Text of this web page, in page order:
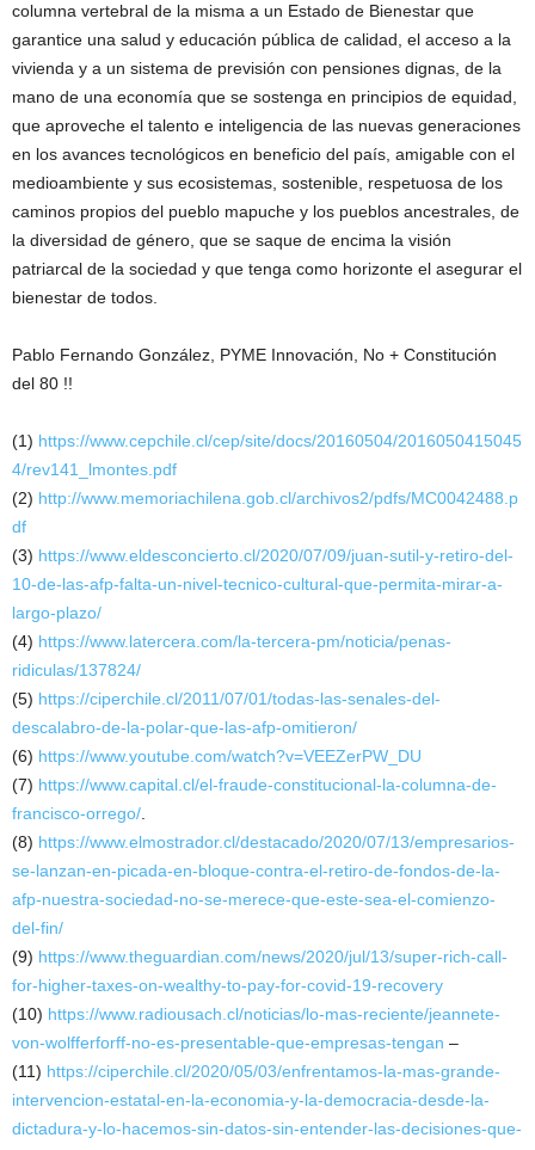
columna vertebral de la misma a un Estado de Bienestar que
garantice una salud y educación pública de calidad, el acceso a la
vivienda y a un sistema de previsión con pensiones dignas, de la
mano de una economía que se sostenga en principios de equidad,
que aproveche el talento e inteligencia de las nuevas generaciones
en los avances tecnológicos en beneficio del país, amigable con el
medioambiente y sus ecosistemas, sostenible, respetuosa de los
caminos propios del pueblo mapuche y los pueblos ancestrales, de
la diversidad de género, que se saque de encima la visión
patriarcal de la sociedad y que tenga como horizonte el asegurar el
bienestar de todos.
Pablo Fernando González, PYME Innovación, No + Constitución
del 80 !!
(1) https://www.cepchile.cl/cep/site/docs/20160504/2016050415045
4/rev141_lmontes.pdf
(2) http://www.memoriachilena.gob.cl/archivos2/pdfs/MC0042488.p
df
(3) https://www.eldesconcierto.cl/2020/07/09/juan-sutil-y-retiro-del-
10-de-las-afp-falta-un-nivel-tecnico-cultural-que-permita-mirar-a-
largo-plazo/
(4) https://www.latercera.com/la-tercera-pm/noticia/penas-
ridiculas/137824/
(5) https://ciperchile.cl/2011/07/01/todas-las-senales-del-
descalabro-de-la-polar-que-las-afp-omitieron/
(6) https://www.youtube.com/watch?v=VEEZerPW_DU
(7) https://www.capital.cl/el-fraude-constitucional-la-columna-de-
francisco-orrego/
(8) https://www.elmostrador.cl/destacado/2020/07/13/empresarios-
se-lanzan-en-picada-en-bloque-contra-el-retiro-de-fondos-de-la-
afp-nuestra-sociedad-no-se-merece-que-este-sea-el-comienzo-
del-fin/
(9) https://www.theguardian.com/news/2020/jul/13/super-rich-call-
for-higher-taxes-on-wealthy-to-pay-for-covid-19-recovery
(10) https://www.radiousach.cl/noticias/lo-mas-reciente/jeannete-
von-wolfferforff-no-es-presentable-que-empresas-tengan –
(11) https://ciperchile.cl/2020/05/03/enfrentamos-la-mas-grande-
intervencion-estatal-en-la-economia-y-la-democracia-desde-la-
dictadura-y-lo-hacemos-sin-datos-sin-entender-las-decisiones-que-